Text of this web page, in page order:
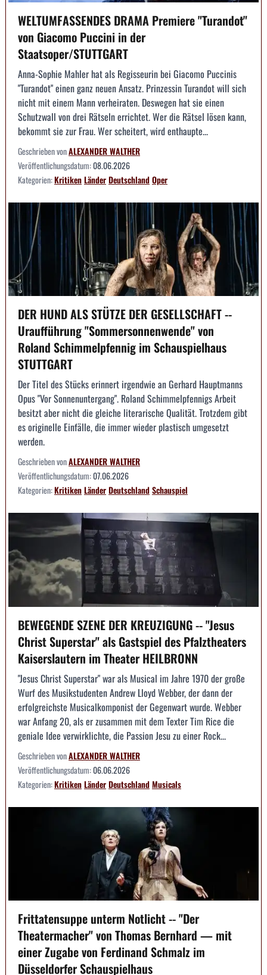
WELTUMFASSENDES DRAMA Premiere "Turandot"
von Giacomo Puccini in der
Staatsoper/STUTTGART
Anna-Sophie Mahler hat als Regisseurin bei Giacomo Puccinis
"Turandot" einen ganz neuen Ansatz. Prinzessin Turandot will sich
nicht mit einem Mann verheiraten. Deswegen hat sie einen
Schutzwall von drei Rätseln errichtet. Wer die Rätsel lösen kann,
bekommt sie zur Frau. Wer scheitert, wird enthaupte...
Geschrieben vonALEXANDER WALTHER
Veröffentlichungsdatum:08.06.2026
Kategorien:KritikenLänderDeutschlandOper
DER HUND ALS STÜTZE DER GESELLSCHAFT --
Uraufführung "Sommersonnenwende" von
Roland Schimmelpfennig im Schauspielhaus
STUTTGART
Der Titel des Stücks erinnert irgendwie an Gerhard Hauptmanns
Opus "Vor Sonnenuntergang". Roland Schimmelpfennigs Arbeit
besitzt aber nicht die gleiche literarische Qualität. Trotzdem gibt
es originelle Einfälle, die immer wieder plastisch umgesetzt
werden.
Geschrieben vonALEXANDER WALTHER
Veröffentlichungsdatum:07.06.2026
Kategorien:KritikenLänderDeutschlandSchauspiel
BEWEGENDE SZENE DER KREUZIGUNG -- "Jesus
Christ Superstar" als Gastspiel des Pfalztheaters
Kaiserslautern im Theater HEILBRONN
"Jesus Christ Superstar" war als Musical im Jahre 1970 der große
Wurf des Musikstudenten Andrew Lloyd Webber, der dann der
erfolgreichste Musicalkomponist der Gegenwart wurde. Webber
war Anfang 20, als er zusammen mit dem Texter Tim Rice die
geniale Idee verwirklichte, die Passion Jesu zu einer Rock...
Geschrieben vonALEXANDER WALTHER
Veröffentlichungsdatum:06.06.2026
Kategorien:KritikenLänderDeutschlandMusicals
Frittatensuppe unterm Notlicht -- "Der
Theatermacher" von Thomas Bernhard — mit
einer Zugabe von Ferdinand Schmalz im
Düsseldorfer Schauspielhaus